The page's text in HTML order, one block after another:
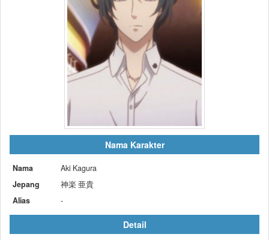
Nama Karakter
Nama
Aki Kagura
Jepang
神楽 亜貴
Alias
-
Detail